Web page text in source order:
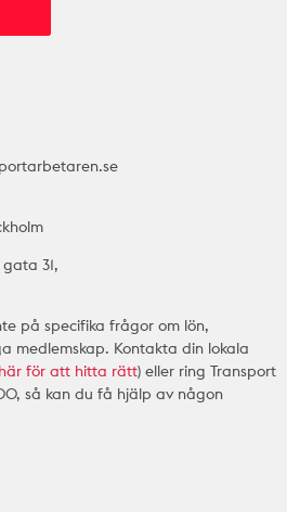
31,
på specifika frågor om lön,
medlemskap. Kontakta din lokala
för att hitta rätt) eller ring Transport
så kan du få hjälp av någon